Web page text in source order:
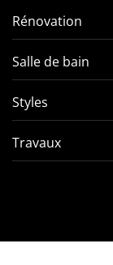
Rénovation
Salle de bain
Styles
Travaux